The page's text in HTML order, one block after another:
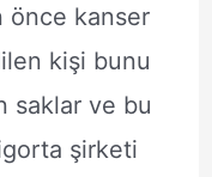
önce kanser
kişi bunu
saklar ve bu
şirketi